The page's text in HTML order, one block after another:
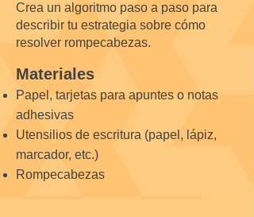
Crea un algoritmo paso a paso para
describir tu estrategia sobre cómo
resolver rompecabezas.
Materiales
Papel, tarjetas para apuntes o notas
adhesivas
Utensilios de escritura (papel, lápiz,
marcador, etc.)
Rompecabezas